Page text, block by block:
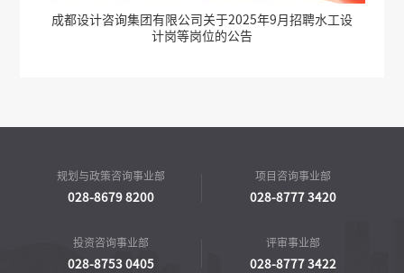
成都设计咨询集团有限公司关于2025年9月招聘水工设
计岗等岗位的公告
规划与政策咨询事业部
028-8679 8200
项目咨询事业部
028-8777 3420
投资咨询事业部
028-8753 0405
评审事业部
028-8777 3422